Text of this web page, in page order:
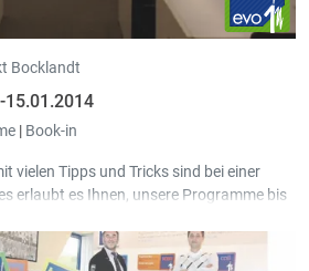
Bocklandt
15.01.2014
| Book-in
vielen Tipps und Tricks sind bei einer
erlaubt es Ihnen, unsere Programme bis
findet im Schulungsraum von Intec in